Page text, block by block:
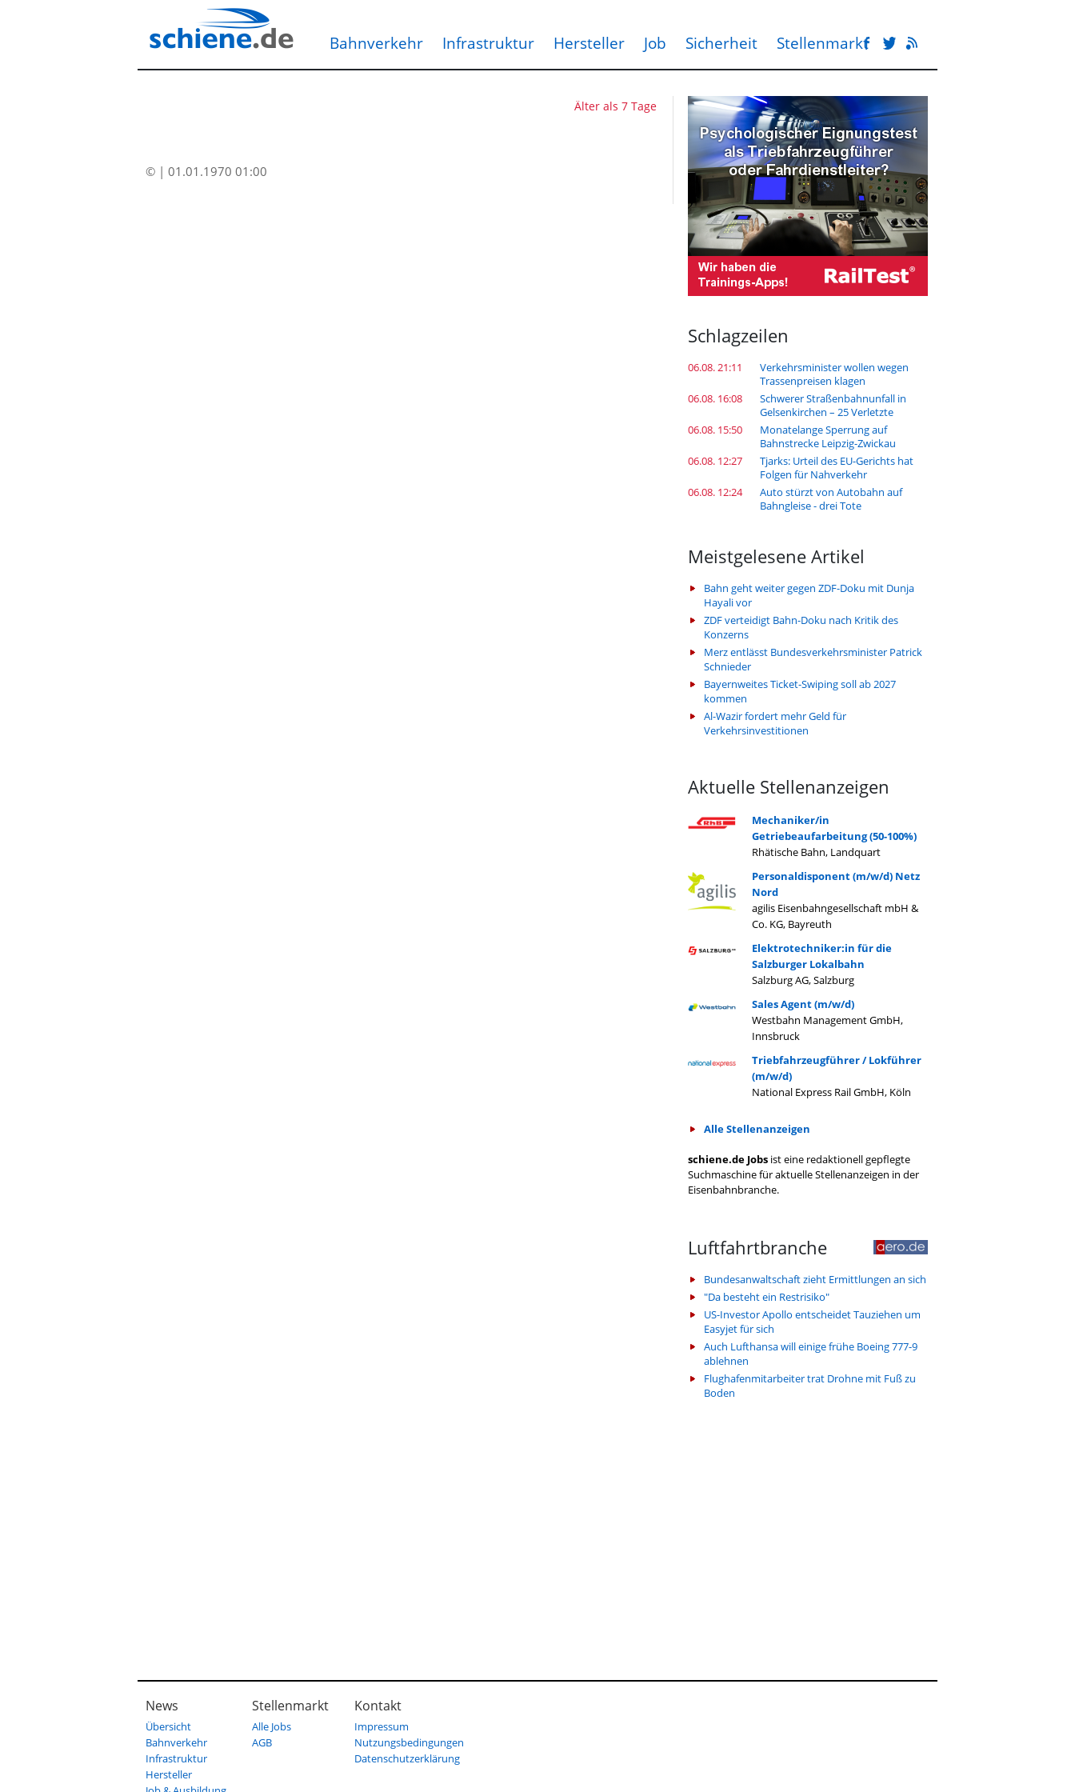
Bahnverkehr Infrastruktur Hersteller Job Sicherheit Stellenmarkt
Älter als 7 Tage
© | 01.01.1970 01:00
Schlagzeilen
06.08. 21:11
Verkehrsminister wollen wegen
Trassenpreisen klagen
06.08. 16:08
Schwerer Straßenbahnunfall in
Gelsenkirchen – 25 Verletzte
06.08. 15:50
Monatelange Sperrung auf
Bahnstrecke Leipzig-Zwickau
06.08. 12:27
Tjarks: Urteil des EU-Gerichts hat
Folgen für Nahverkehr
06.08. 12:24
Auto stürzt von Autobahn auf
Bahngleise - drei Tote
Meistgelesene Artikel
Bahn geht weiter gegen ZDF-Doku mit Dunja
Hayali vor
ZDF verteidigt Bahn-Doku nach Kritik des
Konzerns
Merz entlässt Bundesverkehrsminister Patrick
Schnieder
Bayernweites Ticket-Swiping soll ab 2027
kommen
Al-Wazir fordert mehr Geld für
Verkehrsinvestitionen
Aktuelle Stellenanzeigen
Mechaniker/in
Getriebeaufarbeitung (50-100%)
Rhätische Bahn, Landquart
Personaldisponent (m/w/d) Netz
Nord
agilis Eisenbahngesellschaft mbH &
Co. KG, Bayreuth
Elektrotechniker:in für die
Salzburger Lokalbahn
Salzburg AG, Salzburg
Sales Agent (m/w/d)
Westbahn Management GmbH,
Innsbruck
Triebfahrzeugführer / Lokführer
(m/w/d)
National Express Rail GmbH, Köln
Alle Stellenanzeigen
schiene.de Jobs ist eine redaktionell gepflegte
Suchmaschine für aktuelle Stellenanzeigen in der
Eisenbahnbranche.
Luftfahrtbranche
Bundesanwaltschaft zieht Ermittlungen an sich
"Da besteht ein Restrisiko"
US-Investor Apollo entscheidet Tauziehen um
Easyjet für sich
Auch Lufthansa will einige frühe Boeing 777-9
ablehnen
Flughafenmitarbeiter trat Drohne mit Fuß zu
Boden
News
Übersicht
Bahnverkehr
Infrastruktur
Hersteller
Stellenmarkt
Alle Jobs
AGB
Kontakt
Impressum
Nutzungsbedingungen
Datenschutzerklärung